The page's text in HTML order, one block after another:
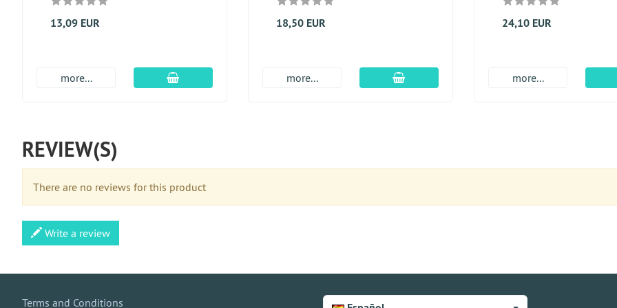
13,09 EUR
more... En el carro de compras
18,50 EUR
more... En el carro de compras
24,10 EUR
more...
REVIEW(S)
There are no reviews for this product
Write a review
Terms and Conditions